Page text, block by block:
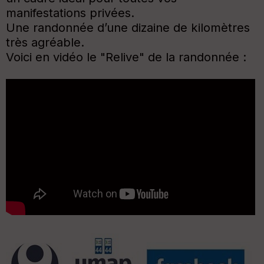
manifestations privées.
Une randonnée d’une dizaine de kilomètres
très agréable.
Voici en vidéo le "Relive" de la randonnée :